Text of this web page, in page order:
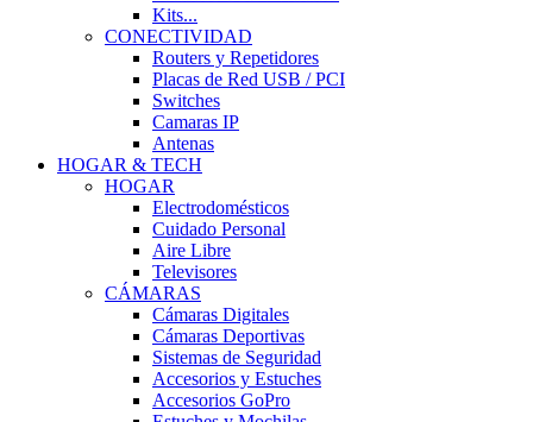
Kits...
CONECTIVIDAD
Routers y Repetidores
Placas de Red USB / PCI
Switches
Camaras IP
Antenas
HOGAR & TECH
HOGAR
Electrodomésticos
Cuidado Personal
Aire Libre
Televisores
CÁMARAS
Cámaras Digitales
Cámaras Deportivas
Sistemas de Seguridad
Accesorios y Estuches
Accesorios GoPro